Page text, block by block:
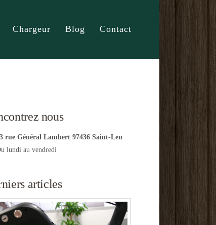
Chargeur Blog Contact
nous
rue Général Lambert 97436 Saint-Leu
lundi au vendredi
articles